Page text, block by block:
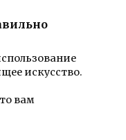
искусство.
вам